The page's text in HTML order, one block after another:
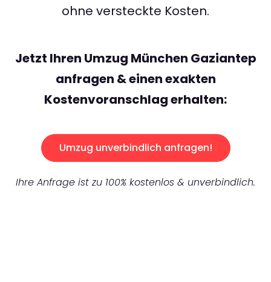
ohne versteckte Kosten.
Jetzt Ihren Umzug München Gaziantep
anfragen & einen exakten
Kostenvoranschlag erhalten:
Umzug unverbindlich anfragen!
Ihre Anfrage ist zu 100% kostenlos & unverbindlich.